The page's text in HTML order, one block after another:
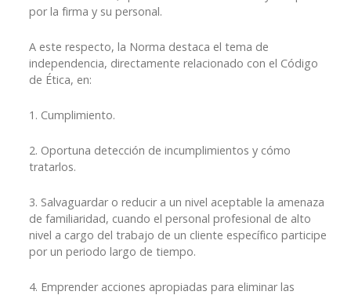
por la firma y su personal.
A este respecto, la Norma destaca el tema de
independencia, directamente relacionado con el Código
de Ética, en:
1. Cumplimiento.
2. Oportuna detección de incumplimientos y cómo
tratarlos.
3. Salvaguardar o reducir a un nivel aceptable la amenaza
de familiaridad, cuando el personal profesional de alto
nivel a cargo del trabajo de un cliente específico participe
por un periodo largo de tiempo.
4. Emprender acciones apropiadas para eliminar las